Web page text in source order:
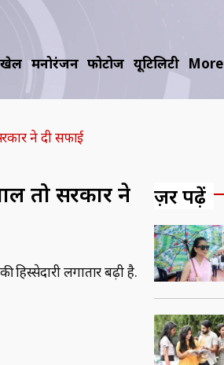
खेल मनोरंजन फोटोज यूटिलिटी More
ने दी सफाई
तो सरकार ने
लगातार बढ़ी है.
ज़रूर पढ़ें